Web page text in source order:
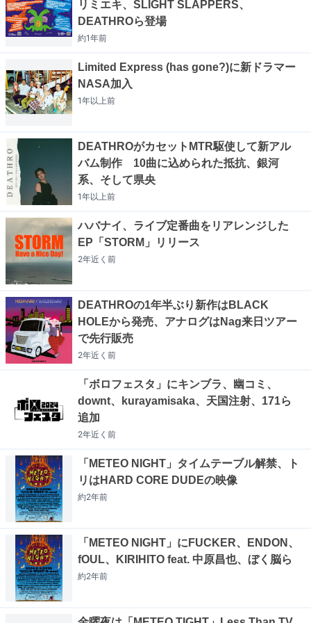
リミエキ、SLIGHT SLAPPERS、
DEATHROら登場
約1年前
Limited Express (has gone?)に新ドラマー
NASA加入
1年以上前
DEATHROがカセットMTR駆使して新アル
バム制作 10曲に込められた抵抗、銀河
系、そして県央
1年以上前
ハバナイ、ライブ定番曲をリアレンジした
EP「STORM」リリース
2年近く 前
DEATHROの1年半ぶり新作はBLACK
HOLEから発売、アナログはNag来日ツアー
で先行販売
2年近く 前
「ボロフェスタ」にキンブラ、幽コミ、
downt、kurayamisaka、天国注射、171ら
追加
2年近く 前
「METEO NIGHT」タイムテーブル解禁、ト
リはHARD CORE DUDEの映像
約2年前
「METEO NIGHT」にFUCKER、ENDON、
fOUL、KIRIHITO feat. 中原昌也、ぼく脳ら
約2年前